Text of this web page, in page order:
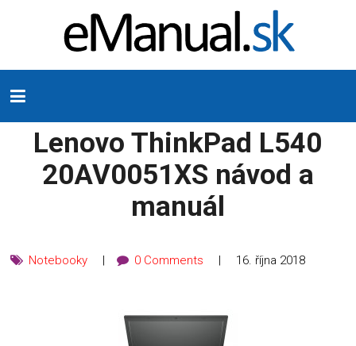
Lenovo ThinkPad L540
20AV0051XS návod a
manuál
Notebooky 0 Comments 16. října 2018